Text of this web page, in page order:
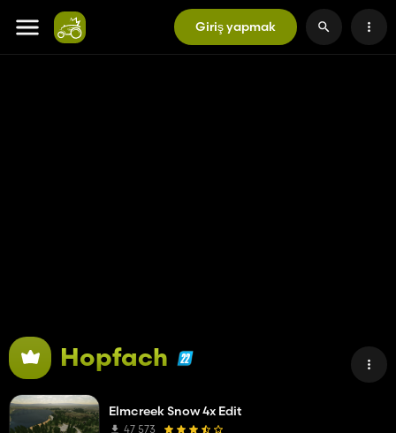
Giriş yapmak
Hopfach
Elmcreek Snow 4x Edit
47 573